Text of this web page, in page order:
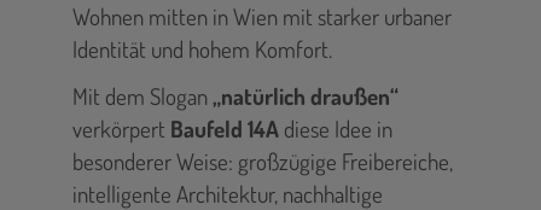
Wohnen mitten in Wien mit starker urbaner
Identität und hohem Komfort.
Mit dem Slogan „natürlich draußen“
verkörpert Baufeld 14A diese Idee in
besonderer Weise: großzügige Freibereiche,
intelligente Architektur, nachhaltige